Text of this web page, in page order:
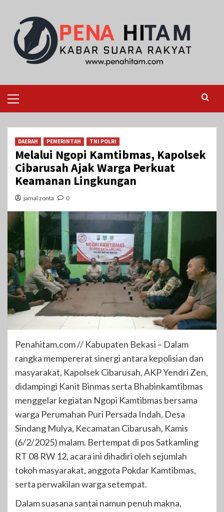
content
Menu
DAERAH PEMERINTAH TNI POLRI
Melalui Ngopi Kamtibmas, Kapolsek
Cibarusah Ajak Warga Perkuat
Keamanan Lingkungan
jamal zonta 0
Penahitam.com // Kabupaten Bekasi – Dalam
rangka mempererat sinergi antara kepolisian dan
masyarakat, Kapolsek Cibarusah, AKP Yendri Zen,
didampingi Kanit Binmas serta Bhabinkamtibmas
menggelar kegiatan Ngopi Kamtibmas bersama
warga Perumahan Puri Persada Indah, Desa
Sindang Mulya, Kecamatan Cibarusah, Kamis
(6/2/2025) malam. Bertempat di pos Satkamling
RT 08 RW 12, acara ini dihadiri oleh sejumlah
tokoh masyarakat, anggota Pokdar Kamtibmas,
serta perwakilan warga setempat.
Dalam suasana santai namun penuh makna,